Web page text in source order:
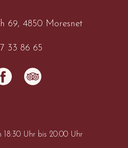
69, 4850 Moresnet
33 86 65
18:30 Uhr bis 20:00 Uhr